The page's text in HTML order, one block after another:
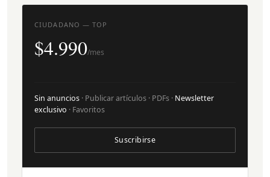
CIUDADANO — TOP
$4.990/mes
Sin anuncios · Publicar artículos · PDFs · Newsletter
exclusivo · Favoritos
Suscribirse